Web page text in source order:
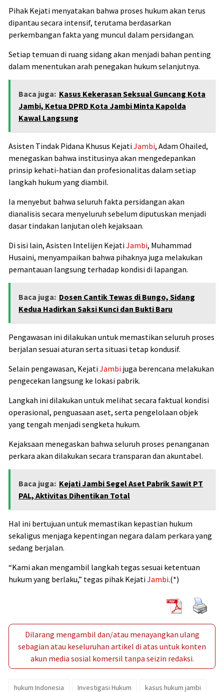
Pihak Kejati menyatakan bahwa proses hukum akan terus
dipantau secara intensif, terutama berdasarkan
perkembangan fakta yang muncul dalam persidangan.
Setiap temuan di ruang sidang akan menjadi bahan penting
dalam menentukan arah penegakan hukum selanjutnya.
Baca juga: Kasus Kekerasan Seksual Guncang Kota
Jambi, Ketua DPRD Kota Jambi Minta Kapolda
Kawal Langsung
Asisten Tindak Pidana Khusus KejatiJambi, Adam Ohailed,
menegaskan bahwa institusinya akan mengedepankan
prinsip kehati-hatian dan profesionalitas dalam setiap
langkah hukum yang diambil.
Ia menyebut bahwa seluruh fakta persidangan akan
dianalisis secara menyeluruh sebelum diputuskan menjadi
dasar tindakan lanjutan oleh kejaksaan.
Di sisi lain, Asisten Intelijen KejatiJambi, Muhammad
Husaini, menyampaikan bahwa pihaknya juga melakukan
pemantauan langsung terhadap kondisi di lapangan.
Baca juga: Dosen Cantik Tewas di Bungo, Sidang
Kedua Hadirkan Saksi Kunci dan Bukti Baru
Pengawasan ini dilakukan untuk memastikan seluruh proses
berjalan sesuai aturan serta situasi tetap kondusif.
Selain pengawasan, KejatiJambi juga berencana melakukan
pengecekan langsung ke lokasi pabrik.
Langkah ini dilakukan untuk melihat secara faktual kondisi
operasional, penguasaan aset, serta pengelolaan objek
yang tengah menjadi sengketa hukum.
Kejaksaan menegaskan bahwa seluruh proses penanganan
perkara akan dilakukan secara transparan dan akuntabel.
Baca juga: Kejati Jambi Segel Aset Pabrik Sawit PT
PAL, Aktivitas Dihentikan Total
Hal ini bertujuan untuk memastikan kepastian hukum
sekaligus menjaga kepentingan negara dalam perkara yang
sedang berjalan.
“Kami akan mengambil langkah tegas sesuai ketentuan
hukum yang berlaku,” tegas pihak KejatiJambi.(*)
Dilarang mengambil dan/atau menayangkan ulang
sebagian atau keseluruhan artikel di atas untuk konten
akun media sosial komersil tanpa seizin redaksi.
hukum Indonesia Investigasi Hukum kasus hukum jambi